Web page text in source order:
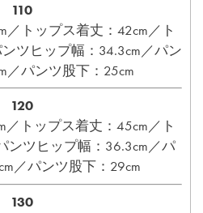
110
／トップス着丈：42cm／ト
ツヒップ幅：34.3cm／パン
／パンツ股下：25cm
120
／トップス着丈：45cm／ト
ンツヒップ幅：36.3cm／パ
／パンツ股下：29cm
130